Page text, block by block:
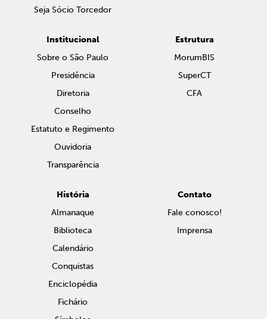
Seja Sócio Torcedor
Institucional
Sobre o São Paulo
Presidência
Diretoria
Conselho
Estatuto e Regimento
Ouvidoria
Transparência
Estrutura
MorumBIS
SuperCT
CFA
História
Almanaque
Biblioteca
Calendário
Conquistas
Enciclopédia
Fichário
Contato
Fale conosco!
Imprensa